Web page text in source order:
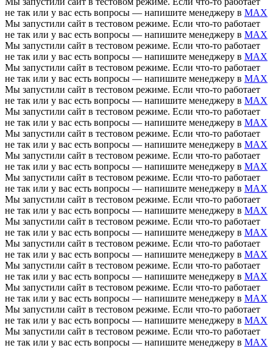
не так или у вас есть вопросы — напишите менеджеру в MAX
Мы запустили сайт в тестовом режиме. Если что-то работает
не так или у вас есть вопросы — напишите менеджеру в MAX
Мы запустили сайт в тестовом режиме. Если что-то работает
не так или у вас есть вопросы — напишите менеджеру в MAX
Мы запустили сайт в тестовом режиме. Если что-то работает
не так или у вас есть вопросы — напишите менеджеру в MAX
Мы запустили сайт в тестовом режиме. Если что-то работает
не так или у вас есть вопросы — напишите менеджеру в MAX
Мы запустили сайт в тестовом режиме. Если что-то работает
не так или у вас есть вопросы — напишите менеджеру в MAX
Мы запустили сайт в тестовом режиме. Если что-то работает
не так или у вас есть вопросы — напишите менеджеру в MAX
Мы запустили сайт в тестовом режиме. Если что-то работает
не так или у вас есть вопросы — напишите менеджеру в MAX
Мы запустили сайт в тестовом режиме. Если что-то работает
не так или у вас есть вопросы — напишите менеджеру в MAX
Мы запустили сайт в тестовом режиме. Если что-то работает
не так или у вас есть вопросы — напишите менеджеру в MAX
Мы запустили сайт в тестовом режиме. Если что-то работает
не так или у вас есть вопросы — напишите менеджеру в MAX
Мы запустили сайт в тестовом режиме. Если что-то работает
не так или у вас есть вопросы — напишите менеджеру в MAX
Мы запустили сайт в тестовом режиме. Если что-то работает
не так или у вас есть вопросы — напишите менеджеру в MAX
Мы запустили сайт в тестовом режиме. Если что-то работает
не так или у вас есть вопросы — напишите менеджеру в MAX
Мы запустили сайт в тестовом режиме. Если что-то работает
не так или у вас есть вопросы — напишите менеджеру в MAX
Мы запустили сайт в тестовом режиме. Если что-то работает
не так или у вас есть вопросы — напишите менеджеру в MAX